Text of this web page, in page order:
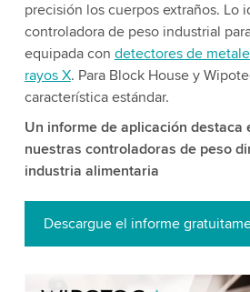
precisión los cuerpos extraños. Lo
controladora de peso industrial
equipada con detectores de
rayos X. Para Block House y
característica estándar.
Un informe de aplicación destaca
nuestras controladoras de peso
industria alimentaria
Descargue el informe